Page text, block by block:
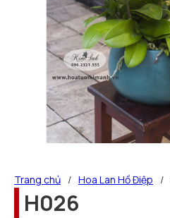
Trang chủ / Hoa Lan Hồ Điệp /
H026